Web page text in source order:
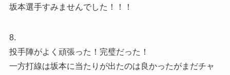
坂本選手すみませんでした！！！
8.
投手陣がよく頑張った！完璧だった！
一方打線は坂本に当たりが出たのは良かったがまだチャ